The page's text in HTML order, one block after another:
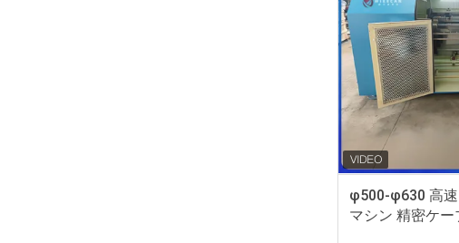
φ500-φ630 高
マシン 精密ケ